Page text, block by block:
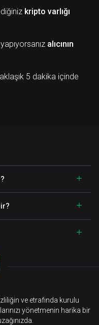
kripto varlığı
alıcının
5 dakika içinde
ve etrafında kurulu
yönetmenin harika bir